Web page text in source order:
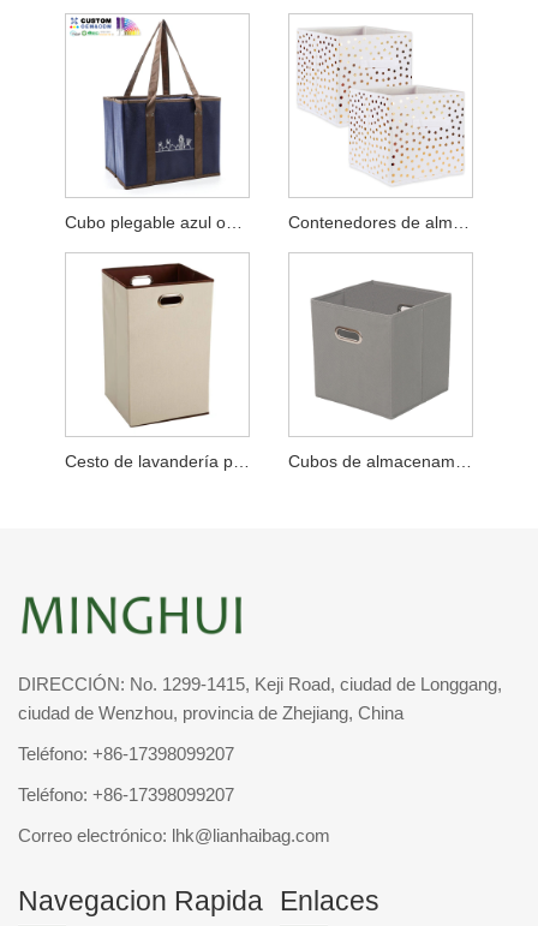
Cubo plegable azul oscuro
Cesto de lavandería plegable rectangular
DIRECCIÓN: No. 1299-1415, Keji Road, ciudad de Longgang,
ciudad de Wenzhou, provincia de Zhejiang, China
Teléfono: +86-17398099207
Teléfono: +86-17398099207
Correo electrónico: lhk@lianhaibag.com
Navegacion Rapida Enlaces